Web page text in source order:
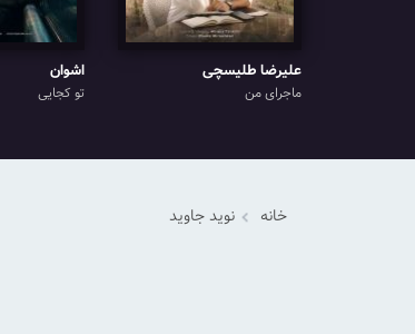
علیرضا طلیسچی
ماجرای من
اشوان
تو کجایی
خانه نوید جاوید